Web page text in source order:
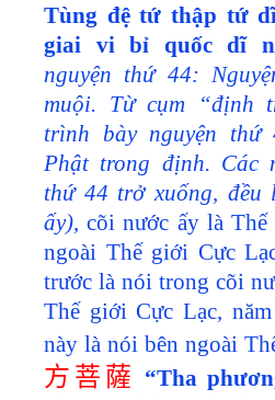
Tùng đệ tứ thập tứ
giai vi bỉ quốc dĩ
nguyện thứ 44:
muội. Từ cụm “định
trình bày nguyện thứ
Phật trong định. Các
thứ 44 trở xuống, đều
ấy), cõi nước ấy là
ngoài Thế giới Cực
trước là nói trong cõi
Thế giới Cực Lạc,
này là nói bên ngoài
方菩薩 “Tha